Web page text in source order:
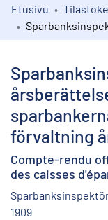
Kokoelmat
Etusivu
förvaltning
Compte-rendu
des caisses
1909